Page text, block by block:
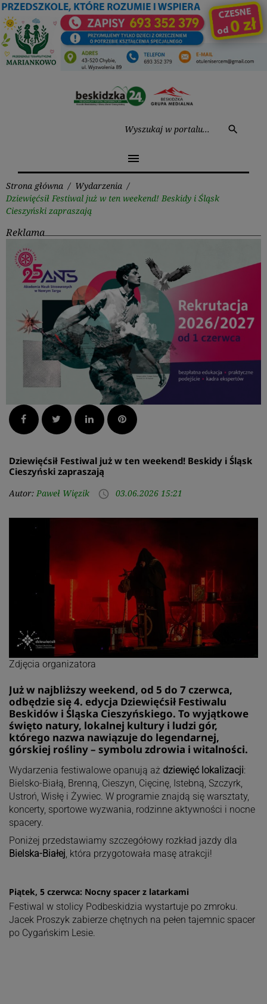
Przejdź
do
treści
search
menu
Strona główna / Wydarzenia /
Dziewięćsił Festiwal już w ten weekend! Beskidy i Śląsk
Cieszyński zapraszają
Reklama
Facebook Twitter LinkedInPinterest
Dziewięćsił Festiwal już w ten weekend! Beskidy i Śląsk
Cieszyński zapraszają
Autor: Paweł Więzik access_time 03.06.2026 15:21
Zdjęcia organizatora
Już w najbliższy weekend, od 5 do 7 czerwca,
odbędzie się 4. edycja Dziewięćsił Festiwalu
Beskidów i Śląska Cieszyńskiego. To wyjątkowe
święto natury, lokalnej kultury i ludzi gór,
którego nazwa nawiązuje do legendarnej,
górskiej rośliny – symbolu zdrowia i witalności.
Wydarzenia festiwalowe opanują aż dziewięć lokalizacji:
Bielsko-Białą, Brenną, Cieszyn, Cięcinę, Istebną, Szczyrk,
Ustroń, Wisłę i Żywiec. W programie znajdą się warsztaty,
koncerty, sportowe wyzwania, rodzinne aktywności i nocne
spacery.
Poniżej przedstawiamy szczegółowy rozkład jazdy dla
Bielska-Białej , która przygotowała masę atrakcji!
Piątek, 5 czerwca: Nocny spacer z latarkami
Festiwal w stolicy Podbeskidzia wystartuje po zmroku.
Jacek Proszyk zabierze chętnych na pełen tajemnic spacer
po Cygańskim Lesie.